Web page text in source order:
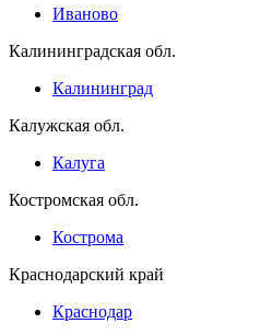
Иваново
Калининградская обл.
Калининград
Калужская обл.
Калуга
Костромская обл.
Кострома
Краснодарский край
Краснодар